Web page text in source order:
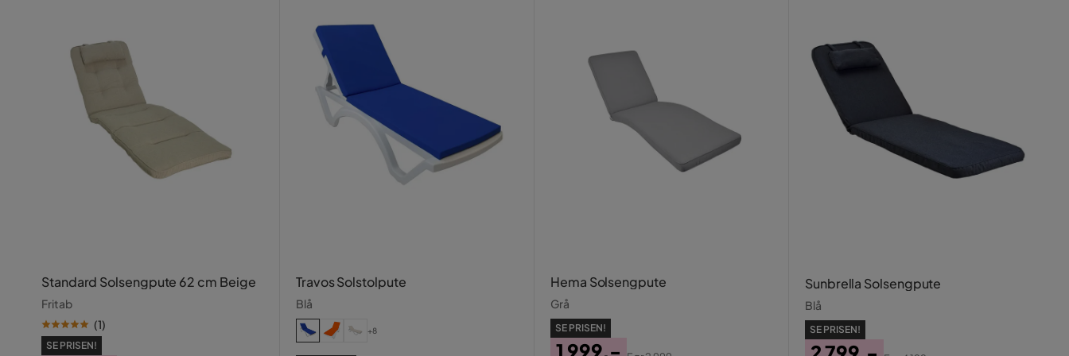
Standard Solsengpute 62 cm Beige
Fritab
(1)
SE PRISEN!
Travos Solstolpute
Blå
+8
Hema Solsengpute
Grå
SE PRISEN!
1 999,-
Sunbrella Solsengpute
Blå
SE PRISEN!